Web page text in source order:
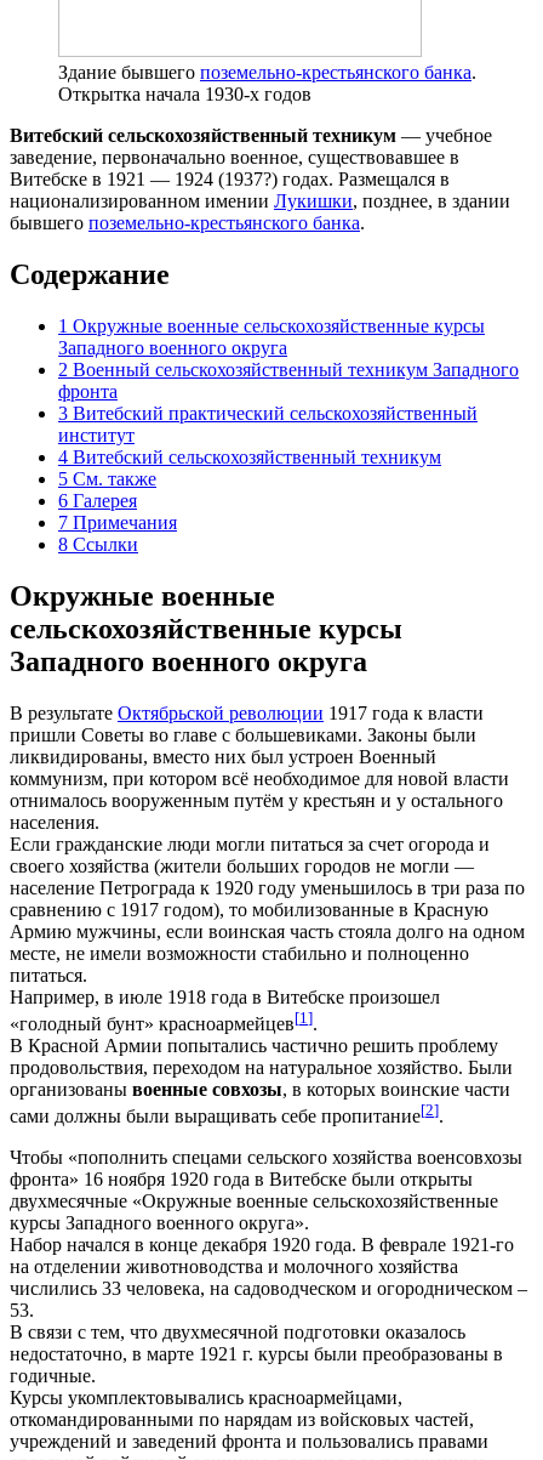
Здание бывшего поземельно-крестьянского банка.
Открытка начала 1930-х годов
Витебский сельскохозяйственный техникум — учебное
заведение, первоначально военное, существовавшее в
Витебске в 1921 — 1924 (1937?) годах. Размещался в
национализированном имении Лукишки, позднее, в здании
бывшего поземельно-крестьянского банка.
Содержание
1 Окружные военные сельскохозяйственные курсы
Западного военного округа
2 Военный сельскохозяйственный техникум Западного
фронта
3 Витебский практический сельскохозяйственный
институт
4 Витебский сельскохозяйственный техникум
5 См. также
6 Галерея
7 Примечания
8 Ссылки
Окружные военные
сельскохозяйственные курсы
Западного военного округа
В результате Октябрьской революции 1917 года к власти
пришли Советы во главе с большевиками. Законы были
ликвидированы, вместо них был устроен Военный
коммунизм, при котором всё необходимое для новой власти
отнималось вооруженным путём у крестьян и у остального
населения.
Если гражданские люди могли питаться за счет огорода и
своего хозяйства (жители больших городов не могли —
население Петрограда к 1920 году уменьшилось в три раза по
сравнению с 1917 годом), то мобилизованные в Красную
Армию мужчины, если воинская часть стояла долго на одном
месте, не имели возможности стабильно и полноценно
питаться.
Например, в июле 1918 года в Витебске произошел
«голодный бунт» красноармейцев[1 ].
В Красной Армии попытались частично решить проблему
продовольствия, переходом на натуральное хозяйство. Были
организованы военные совхозы, в которых воинские части
сами должны были выращивать себе пропитание[2].
Чтобы «пополнить спецами сельского хозяйства военсовхозы
фронта» 16 ноября 1920 года в Витебске были открыты
двухмесячные «Окружные военные сельскохозяйственные
курсы Западного военного округа».
Набор начался в конце декабря 1920 года. В феврале 1921-го
на отделении животноводства и молочного хозяйства
числились 33 человека, на садоводческом и огородническом –
53.
В связи с тем, что двухмесячной подготовки оказалось
недостаточно, в марте 1921 г. курсы были преобразованы в
годичные.
Курсы укомплектовывались красноармейцами,
откомандированными по нарядам из войсковых частей,
учреждений и заведений фронта и пользовались правами